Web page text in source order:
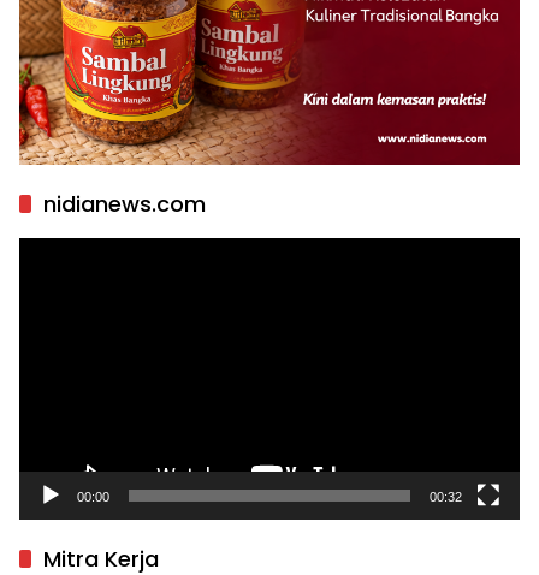
nidianews.com
00:00 00:32
Mitra Kerja